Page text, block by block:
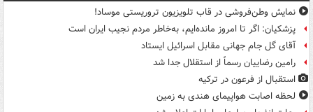
نمایش وطن‌فروشی در قاب تلویزیون تروریستی موساد!
پزشکیان: اگر تا امروز مانده‌ایم، به‌خاطر مردم نجیب ایران است
آقای گل جام جهانی مقابل اسرائیل ایستاد
رامین رضاییان رسماً از استقلال جدا شد
استقبال از فرعون در ترکیه
لحظه اصابت هواپیمای هندی به زمین